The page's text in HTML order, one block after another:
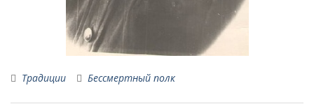
Традиции Бессмертный полк